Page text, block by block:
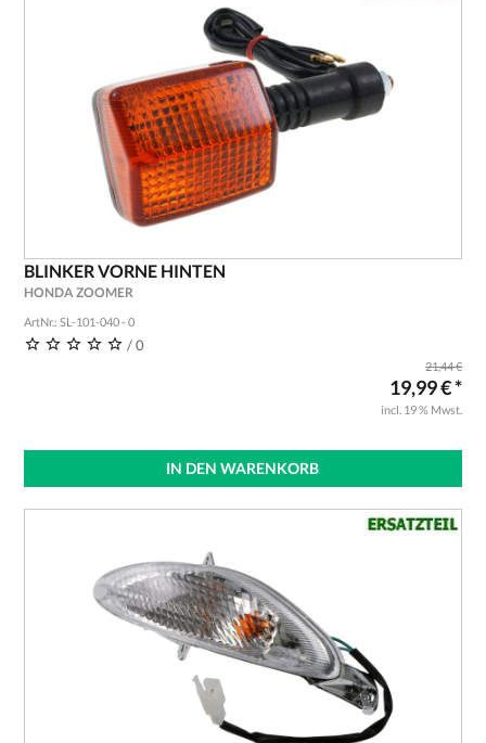
BLINKER VORNE HINTEN
HONDA ZOOMER
ArtNr.: SL-101-040 - 0
/ 0
21,44 €
19,99 € *
incl. 19 % Mwst.
IN DEN WARENKORB